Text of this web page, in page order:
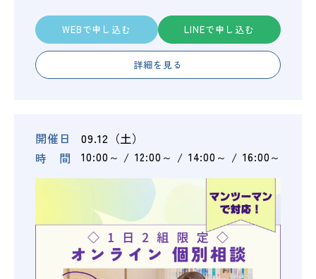
WEBで申し込む LINEで申し込む
詳細を見る
開催日
09.12（土）
時 間
10:00～ 12:00～ 14:00～ 16:00～